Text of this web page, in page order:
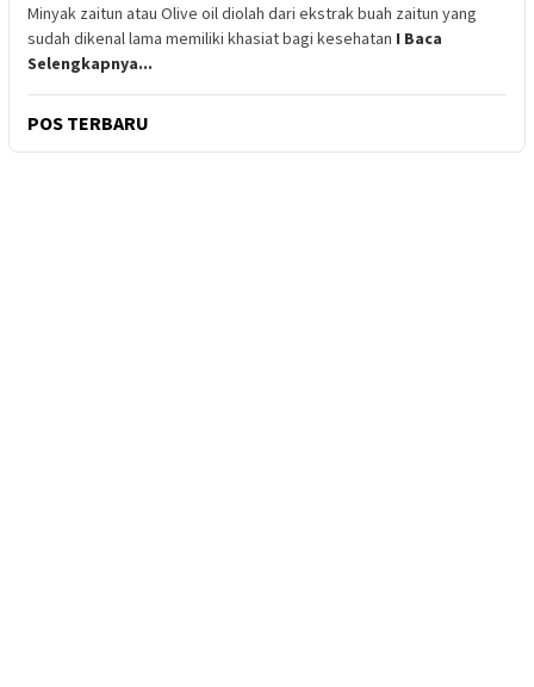
Minyak zaitun atau Olive oil diolah dari ekstrak buah zaitun yang
sudah dikenal lama memiliki khasiat bagi kesehatan I Baca
Selengkapnya...
POS TERBARU